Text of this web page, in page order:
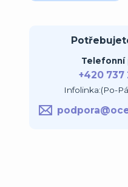
Telefonní
+420
Infolinka:(Po-